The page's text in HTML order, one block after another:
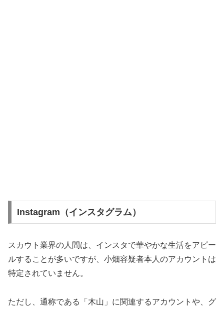
Instagram（インスタグラム）
スカウト業界の人間は、インスタで華やかな生活をアピー
ルすることが多いですが、小畑容疑者本人のアカウントは
特定されていません。
ただし、通称である「木山」に関連するアカウントや、グ